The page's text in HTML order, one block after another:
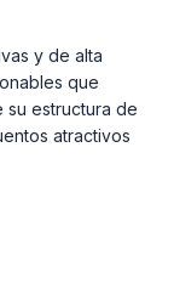
y de alta
que
su estructura de
atractivos